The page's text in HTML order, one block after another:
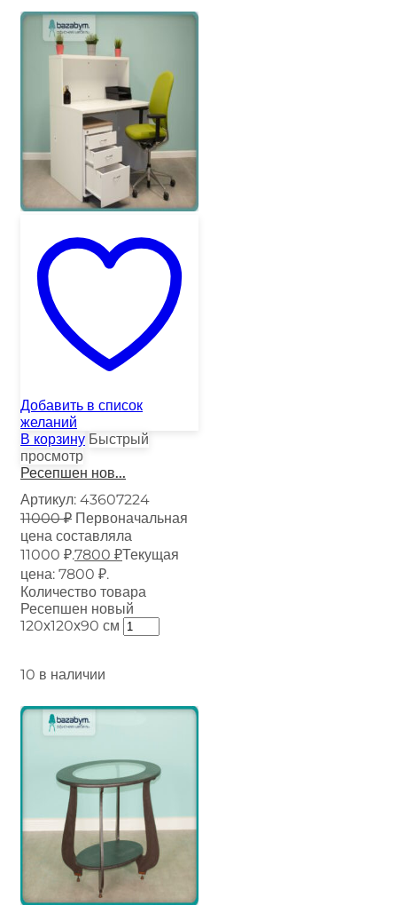
Добавить в список
желаний
В корзину Быстрый
просмотр
Ресепшен нов...
Артикул: 43607224
11000₽ Первоначальная
цена составляла
11000 ₽.7800 ₽Текущая
цена: 7800 ₽.
Количество товара
Ресепшен новый
120х120х90 см
10 в наличии